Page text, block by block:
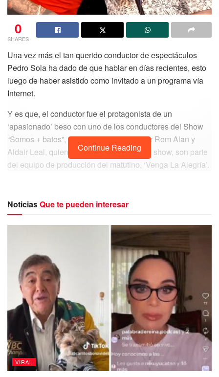
0
SHARES
Una vez más el tan querido conductor de espectáculos
Pedro Sola ha dado de que hablar en días recientes, esto
luego de haber asistido como invitado a un programa vía
Internet.
Y es que, el conductor fue el protagonista de un
‘apasionado’ beso con uno de los conductores del Show
“Somos + batos”, el cuál es conducido por Rom Alan y
Aldair Leal, quienes aparte de conducir el show, son parte
del equipo de producción del matutino, ‘Venga La Alegría’.
Todo transitaba con normalidad mientras se encontraban
hablando de temas del espectáculo, entre ellos la
separación de Andrea Legarreta y Erik Rubín,
principalmente sobre las dudas de la sexualidad del ex
integrante del grupo Timbiriche, esto luego de los besos
que se diera con uno de sus compañeros del 90’s Pop
Continue Reading
NoticiasQue te pueden interesar
VIRAL